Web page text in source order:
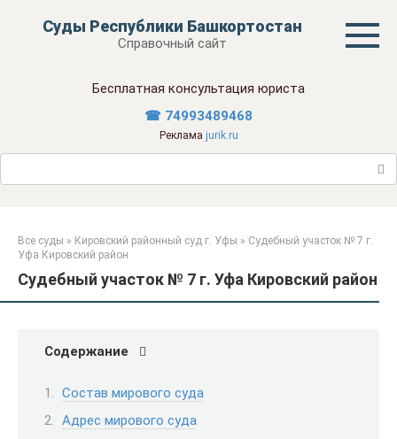
Суды Республики Башкортостан
Справочный сайт
Бесплатная консультация юриста
☎ 74993489468
Реклама jurik.ru
Поиск:
Все суды » Кировский районный суд г. Уфы » Судебный участок № 7 г.
Уфа Кировский район
Судебный участок № 7 г. Уфа Кировский район
Содержание
Состав мирового суда
Адрес мирового суда